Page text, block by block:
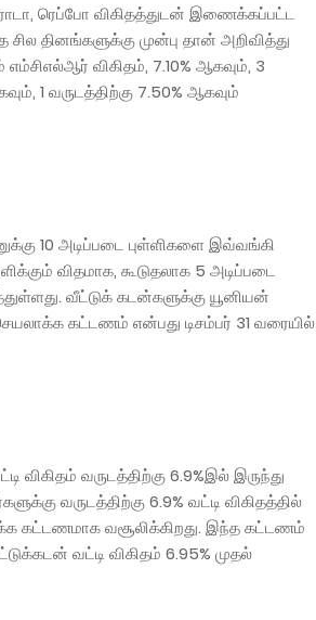
ரெப்போ விகிதத்துடன் இணைக்கப்பட்ட
தினங்களுக்கு முன்பு தான் அறிவித்து
விகிதம், 7.10% ஆகவும், 3
1 வருடத்திற்கு 7.50% ஆகவும்
10 அடிப்படை புள்ளிகளை இவ்வங்கி
விதமாக, கூடுதலாக 5 அடிப்படை
வீட்டுக் கடன்களுக்கு யூனியன்
கட்டணம் என்பது டிசம்பர் 31 வரையில்
வருடத்திற்கு 6.9%இல் இருந்து
வருடத்திற்கு 6.9% வட்டி விகிதத்தில்
கட்டணமாக வசூலிக்கிறது. இந்த கட்டணம்
வட்டி விகிதம் 6.95% முதல்